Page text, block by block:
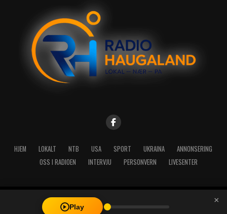
HJEM LOKALT NTB USA SPORT UKRAINA
ANNONSERING
OSS I RADIOEN
INTERVJU PERSONVERN LIVESENTER
Copyright © 2026 A-Media AS | Radio Haugaland - Haraldsgata 114,
5527 Haugesund - Mail: post@radioh.no - Telefon: 52717273
Play
×